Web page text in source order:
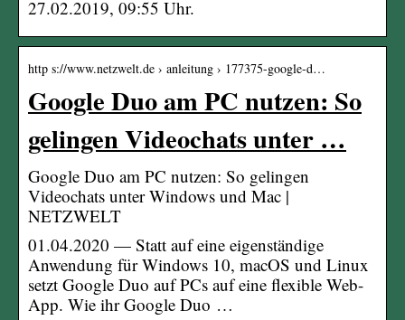
27.02.2019, 09:55 Uhr.
http s://www.netzwelt.de › anleitung › 177375-google-d…
Google Duo am PC nutzen: So
gelingen Videochats unter …
Google Duo am PC nutzen: So gelingen
Videochats unter Windows und Mac |
NETZWELT
01.04.2020 — Statt auf eine eigenständige
Anwendung für Windows 10, macOS und Linux
setzt Google Duo auf PCs auf eine flexible Web-
App. Wie ihr Google Duo …